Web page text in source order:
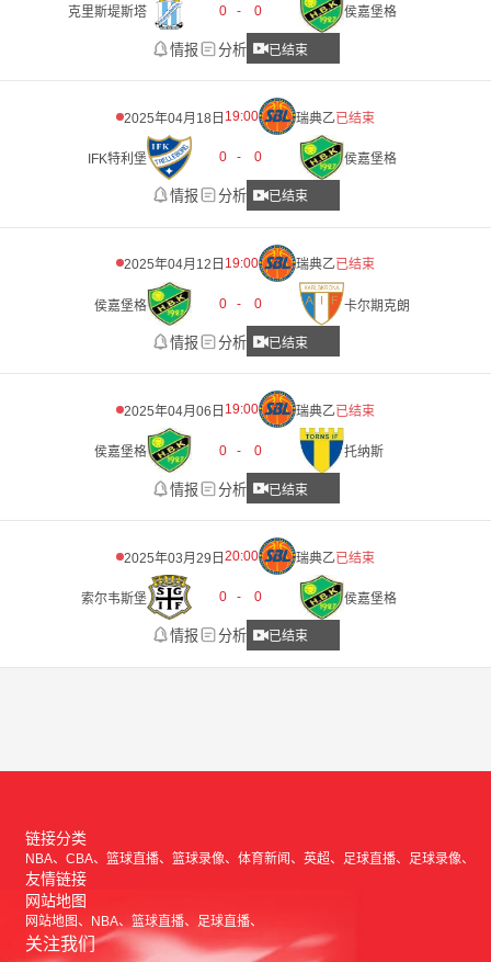
克里斯堤斯塔 0 - 0 侯嘉堡格
情报 分析 已结束
2025年04月18日 19:00 瑞典乙已结束
IFK特利堡 0 - 0 侯嘉堡格
情报 分析 已结束
2025年04月12日 19:00 瑞典乙已结束
侯嘉堡格 0 - 0 卡尔期克朗
情报 分析 已结束
2025年04月06日 19:00 瑞典乙已结束
侯嘉堡格 0 - 0 托纳斯
情报 分析 已结束
2025年03月29日 20:00 瑞典乙已结束
索尔韦斯堡 0 - 0 侯嘉堡格
情报 分析 已结束
链接分类
NBA CBA 篮球直播 篮球录像 体育新闻 英超 足球直播 足球录像
友情链接
网站地图
网站地图 NBA 篮球直播 足球直播
关注我们